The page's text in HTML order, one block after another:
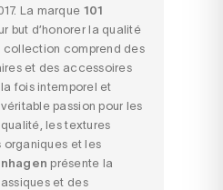
La marque 101
but d’honorer la qualité
collection comprend des
et des accessoires
fois intemporel et
passion pour les
les textures
organiques et les
présente la
et des